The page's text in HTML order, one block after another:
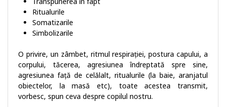
Ritualurile
Somatizarile
Simbolizarile
O privire, un zâmbet, ritmul respirației, postura capului, a
corpului, tăcerea, agresiunea îndreptată spre sine,
agresiunea față de celălalt, ritualurile (la baie, aranjatul
obiectelor, la masă etc), toate acestea transmit,
vorbesc, spun ceva despre copilul nostru.